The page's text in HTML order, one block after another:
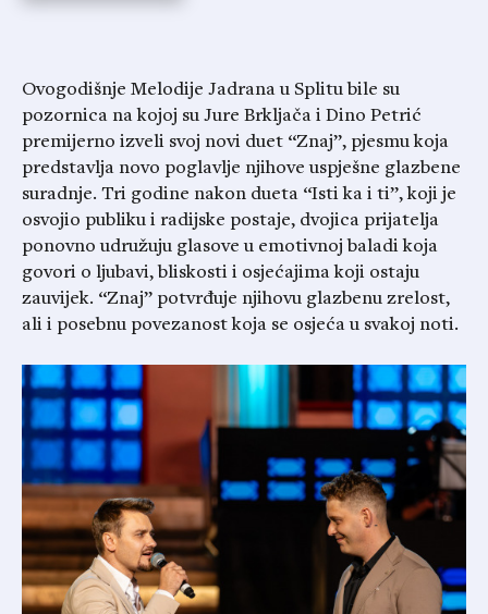
Ovogodišnje Melodije Jadrana u Splitu bile su
pozornica na kojoj su Jure Brkljača i Dino Petrić
premijerno izveli svoj novi duet “Znaj”, pjesmu koja
predstavlja novo poglavlje njihove uspješne glazbene
suradnje. Tri godine nakon dueta “Isti ka i ti”, koji je
osvojio publiku i radijske postaje, dvojica prijatelja
ponovno udružuju glasove u emotivnoj baladi koja
govori o ljubavi, bliskosti i osjećajima koji ostaju
zauvijek. “Znaj” potvrđuje njihovu glazbenu zrelost,
ali i posebnu povezanost koja se osjeća u svakoj noti.